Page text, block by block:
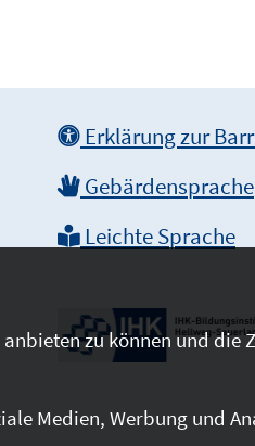
Erklärung zur
Gebärdensprache
Leichte Sprache
zu können und die
Medien, Werbung und